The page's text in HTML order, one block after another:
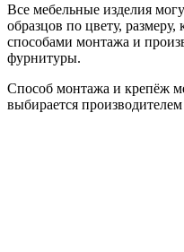
Все мебельные изделия
образцов по цвету,
способами монтажа и
фурнитуры.
Способ монтажа и крепёж
выбирается